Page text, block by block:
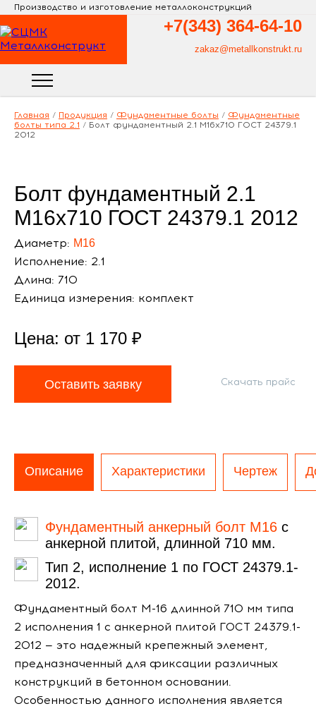
Производство и изготовление металлоконструкций
+7(343) 364-64-10
zakaz@metallkonstrukt.ru
Главная / Продукция / Фундаментные болты / Фундаментные
болты типа 2.1 / Болт фундаментный 2.1 М16х710 ГОСТ 24379.1
2012
Болт фундаментный 2.1
М16х710 ГОСТ 24379.1 2012
Диаметр: М16
Исполнение: 2.1
Длина: 710
Единица измерения: комплект
Цена: от 1 170 ₽
Оставить заявку Скачать прайс
Описание Характеристики Чертеж
Фундаментный анкерный болт М16 с
анкерной плитой, длинной 710 мм.
Тип 2, исполнение 1 по ГОСТ 24379.1-
2012.
Фундаментный болт М-16 длинной 710 мм типа
2 исполнения 1 с анкерной плитой ГОСТ 24379.1-
2012 — это надежный крепежный элемент,
предназначенный для фиксации различных
конструкций в бетонном основании.
Особенностью данного исполнения является